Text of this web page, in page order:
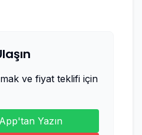
ve fiyat teklifi için
Yazın